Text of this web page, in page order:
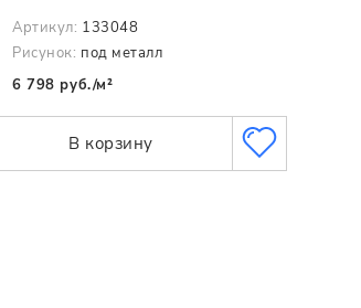
Артикул: 133048
Рисунок: под металл
6 798 руб./м²
В корзину